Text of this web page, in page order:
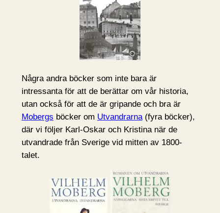
Några andra böcker som inte bara är
intressanta för att de berättar om vår historia,
utan också för att de är gripande och bra är
Mobergs böcker om Utvandrarna(fyra böcker),
där vi följer Karl-Oskar och Kristina när de
utvandrade från Sverige vid mitten av 1800-
talet.